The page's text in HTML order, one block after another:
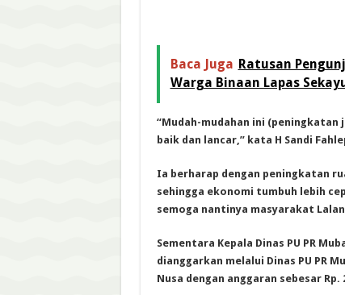
Baca Juga Ratusan
Warga Binaan Lapas
“Mudah-mudahan ini (peningkatan
baik dan lancar,” kata H Sandi
Ia berharap dengan peningkatan
sehingga ekonomi tumbuh lebih
semoga nantinya masyarakat
Sementara Kepala Dinas PU PR
dianggarkan melalui Dinas PU PR
Nusa dengan anggaran sebesar Rp.